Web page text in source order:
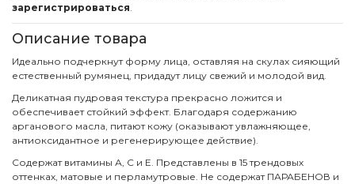
зарегистрироваться.
Описание товара
Идеально подчеркнут форму лица, оставляя на скулах сияющий
естественный румянец, придадут лицу свежий и молодой вид.
Деликатная пудровая текстура прекрасно ложится и
обеспечивает стойкий эффект. Благодаря содержанию
арганового масла, питают кожу (оказывают увлажняющее,
антиоксидантное и регенерирующее действие).
Содержат витамины А, С и Е. Представлены в 15 трендовых
оттенках, матовые и перламутровые. Не содержат ПАРАБЕНОВ и